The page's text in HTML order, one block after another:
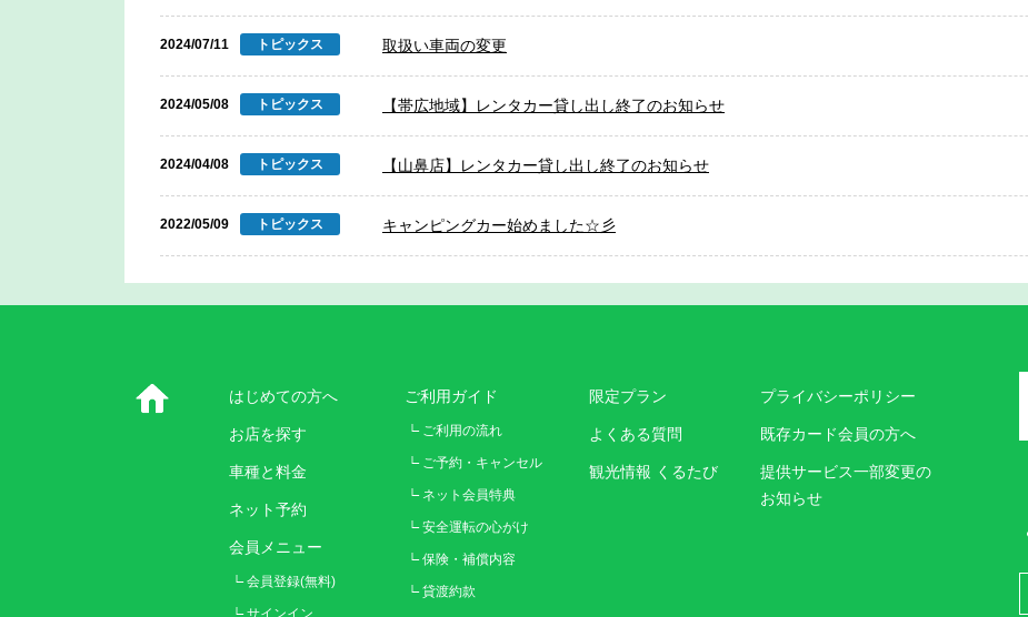
2024/07/11 トピックス 取扱い車両の変更
2024/05/08 トピックス 【帯広地域】レンタカー貸し出し終了のお知らせ
2024/04/08 トピックス 【山鼻店】レンタカー貸し出し終了のお知らせ
2022/05/09 トピックス キャンピングカー始めました☆彡
はじめての方へ
お店を探す
車種と料金
ネット予約
会員メニュー
会員登録(無料)
サインイン
ご利用ガイド
ご利用の流れ
ご予約・キャンセル
ネット会員特典
安全運転の心がけ
保険・補償内容
貸渡約款
限定プラン
よくある質問
観光情報 くるたび
プライバシーポリシー
既存カード会員の方へ
提供サービス一部変更の
お知らせ